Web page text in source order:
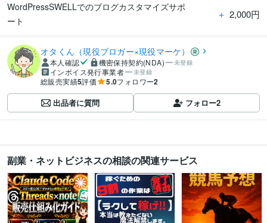
WordPressSWELLでのブログカスタマイズサポ
ート
＋ 2,000円
オタくん（現役ブロガー×現役マーケ）
本人確認 機密保持契約(NDA) 未登録
インボイス発行事業者 未登録
総販売実績5評価 5.0フォロワー2
出品者に質問 フォロー2
副業・ネットビジネスの相談の関連サービス